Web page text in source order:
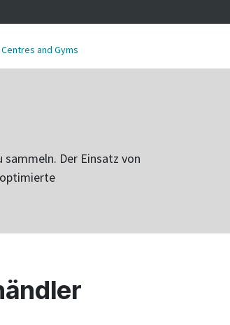
and Gyms
Der Einsatz von